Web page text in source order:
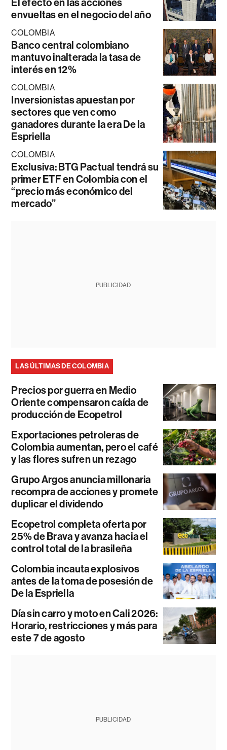
envueltas en el negocio del año
COLOMBIA
Banco central colombiano
mantuvo inalterada la tasa de
interés en 12%
COLOMBIA
Inversionistas apuestan por
sectores que ven como
ganadores durante la era De la
Espriella
COLOMBIA
Exclusiva: BTG Pactual tendrá su
primer ETF en Colombia con el
“precio más económico del
mercado”
PUBLICIDAD
LAS ÚLTIMAS DE COLOMBIA
Precios por guerra en Medio
Oriente compensaron caída de
producción de Ecopetrol
Exportaciones petroleras de
Colombia aumentan, pero el café
y las flores sufren un rezago
Grupo Argos anuncia millonaria
recompra de acciones y promete
duplicar el dividendo
Ecopetrol completa oferta por
25% de Brava y avanza hacia el
control total de la brasileña
Colombia incauta explosivos
antes de la toma de posesión de
De la Espriella
Día sin carro y moto en Cali 2026:
Horario, restricciones y más para
este 7 de agosto
PUBLICIDAD